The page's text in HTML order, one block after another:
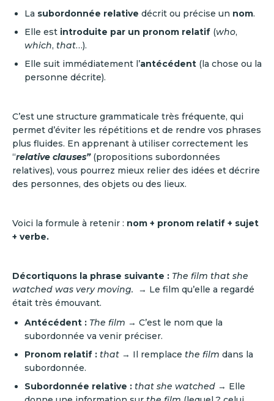
La subordonnée relative décrit ou précise un nom.
Elle est introduite par un pronom relatif (who,
which, that…).
Elle suit immédiatement l’antécédent (la chose ou la
personne décrite).
C’est une structure grammaticale très fréquente, qui
permet d’éviter les répétitions et de rendre vos phrases
plus fluides. En apprenant à utiliser correctement les
“relative clauses” (propositions subordonnées
relatives), vous pourrez mieux relier des idées et décrire
des personnes, des objets ou des lieux.
Voici la formule à retenir : nom + pronom relatif + sujet
+ verbe.
Décortiquons la phrase suivante : The film that she
watched was very moving.
→ Le film qu’elle a regardé
était très émouvant.
Antécédent : The film → C’est le nom que la
subordonnée va venir préciser.
Pronom relatif : that → Il remplace the film dans la
subordonnée.
Subordonnée relative : that she watched → Elle